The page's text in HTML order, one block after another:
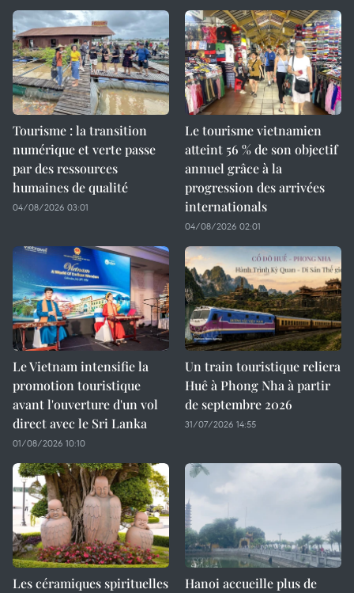
Tourisme : la transition
numérique et verte passe
par des ressources
humaines de qualité
04/08/2026 03:01
Le tourisme vietnamien
atteint 56 % de son objectif
annuel grâce à la
progression des arrivées
internationals
04/08/2026 02:01
Le Vietnam intensifie la
promotion touristique
avant l'ouverture d'un vol
direct avec le Sri Lanka
01/08/2026 10:10
Un train touristique reliera
Huê à Phong Nha à partir
de septembre 2026
31/07/2026 14:55
Les céramiques spirituelles
Hanoi accueille plus de